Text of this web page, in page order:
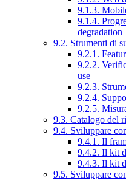
9.1.3.
9.1.4.
degradation
9.2. Strumenti di
9.2.1.
9.2.2.
use
9.2.3.
9.2.4.
9.2.5.
9.3. Catalogo del
9.4. Sviluppare
9.4.1. Il
9.4.2. Il kit
9.4.3. Il kit
9.5. Sviluppare